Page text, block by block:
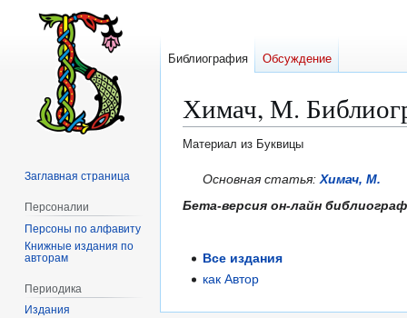
Химач, М.
Материал из Буквицы
Перейти
к
Перейти
к
Основная статья:Химач, М.
Бета-версия он-лайн
Все издания
как Автор
Библиография Обсуждение
Заглавная страница
Персоналии
Персоны по алфавиту
Книжные издания по
авторам
Периодика
Издания